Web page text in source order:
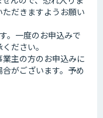
だきますようお願い
。一度のお申込みで
ださい。
主の方のお申込みに
がございます。予め